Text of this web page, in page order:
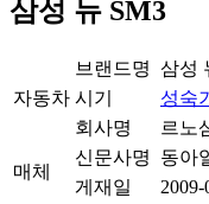
삼성 뉴 SM3
자동차
브랜드명 삼성
시기
성숙
회사명
르노
매체
신문사명
동아
게재일
2009-